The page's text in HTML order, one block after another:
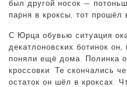
был другой носок —
парня в кроксы, тот прошёл
С Юрца обувью ситуация
декатлоновских ботинок
поняли ещё дома. Полинка
кроссовки. Те скончались
остаток он шёл в кроксах.